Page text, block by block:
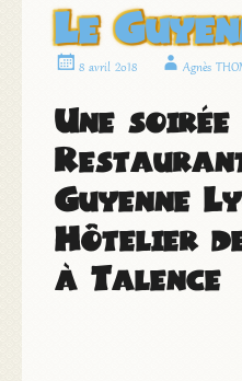
Le
8 avril 2018 Agnès
Une
Guyenne
Hôtelier
à Talence